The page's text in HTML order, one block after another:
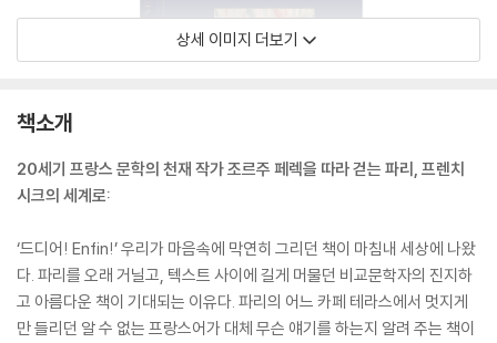
상세 이미지 더보기
책소개
20세기 프랑스 문학의 천재 작가 조르주 페렉을 따라 걷는 파리, 프렌치
시크의 세계로:
‘드디어! Enfin!’ 우리가 마음속에 막연히 그리던 책이 마침내 세상에 나왔
다. 파리를 오래 거닐고, 텍스트 사이에 길게 머물던 비교문학자의 진지하
고 아름다운 책이 기대되는 이유다. 파리의 어느 카페 테라스에서 멋지게
만 들리던 알 수 없는 프랑스어가 대체 무슨 얘기를 하는지 알려 주는 책이